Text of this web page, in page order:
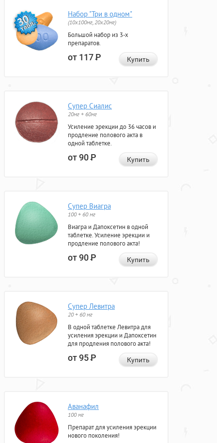
Набор "Три в одном"
(10x100мг, 20x20мг)
Большой набор из 3-х
препаратов.
от 117Р Купить
Супер Сиалис
20мг + 60мг
Усиление эрекции до 36 часов и
продление полового акта в
одной таблетке.
от 90Р Купить
Супер Виагра
100 + 60 мг
Виагра и Дапоксетин в одной
таблетке. Усиление эрекции и
продление полового акта!
от 90Р Купить
Супер Левитра
20 + 60 мг
В одной таблетке Левитра для
усиления эрекции и Дапоксетин
для продления полового акта!
от 95Р Купить
Аванафил
100 мг
Препарат для усиления эрекции
нового поколения!